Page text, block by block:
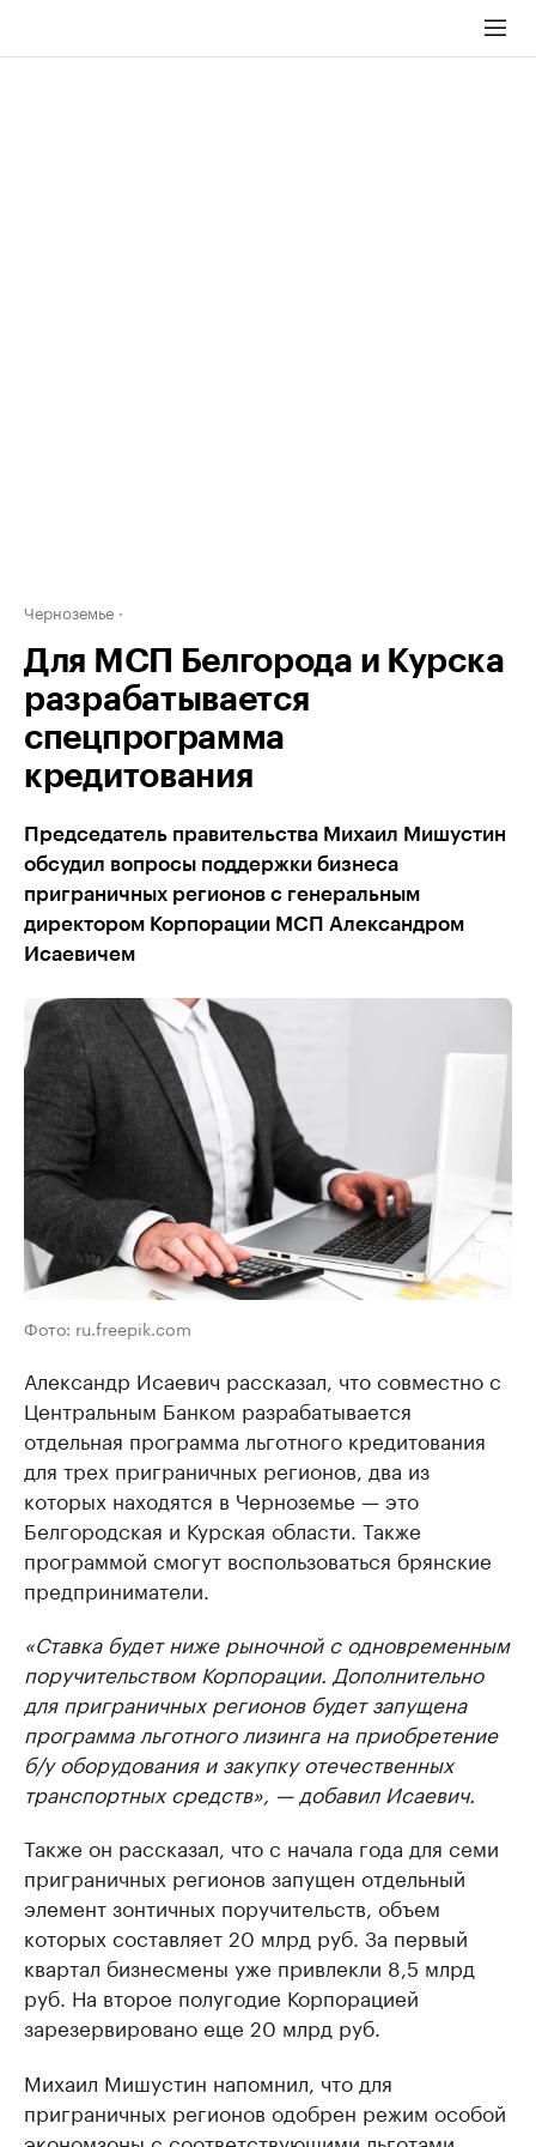
Черноземье
Для МСП Белгорода и Курска
разрабатывается
спецпрограмма
кредитования
Председатель правительства Михаил Мишустин
обсудил вопросы поддержки бизнеса
приграничных регионов с генеральным
директором Корпорации МСП Александром
Исаевичем
Фото: ru.freepik.com
Александр Исаевич рассказал, что совместно с
Центральным Банком разрабатывается
отдельная программа льготного кредитования
для трех приграничных регионов, два из
которых находятся в Черноземье — это
Белгородская и Курская области. Также
программой смогут воспользоваться брянские
предприниматели.
«Ставка будет ниже рыночной с одновременным
поручительством Корпорации. Дополнительно
для приграничных регионов будет запущена
программа льготного лизинга на приобретение
б/у оборудования и закупку отечественных
транспортных средств», — добавил Исаевич.
Также он рассказал, что с начала года для семи
приграничных регионов запущен отдельный
элемент зонтичных поручительств, объем
которых составляет 20 млрд руб. За первый
квартал бизнесмены уже привлекли 8,5 млрд
руб. На второе полугодие Корпорацией
зарезервировано еще 20 млрд руб.
Михаил Мишустин напомнил, что для
приграничных регионов одобрен режим особой